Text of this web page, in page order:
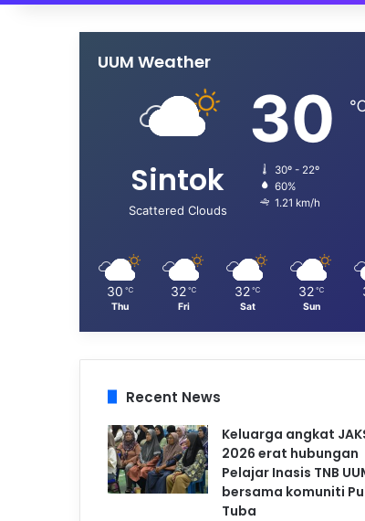
UUM Weather
Sintok
Scattered Clouds
30
30º - 22º
60%
1.21 km/h
30 ℃
Thu
32 ℃
Fri
32 ℃
Sat
32 ℃
Sun
Recent News
Keluarga angkat
2026 erat hubungan
Pelajar Inasis TNB
bersama komuniti
Tuba